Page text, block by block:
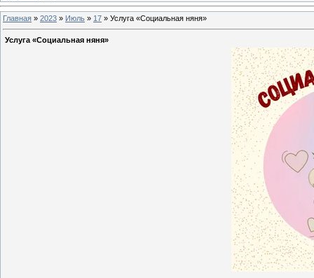
Главная » 2023 » Июль » 17 » Услуга «Социальная няня»
Услуга «Социальная няня»